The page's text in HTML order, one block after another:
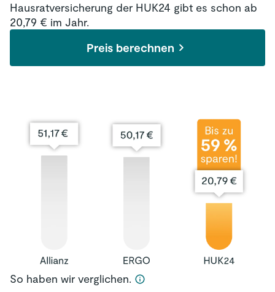
Hausratversicherung der HUK24 gibt es schon ab
20,79 € im Jahr.
Preis berechnen
So haben wir verglichen.
Keine Vorschäden
Folgende Tarife wurden miteinander verglichen:
dokumentiert am 16.05.2024. Die Tarife können sich
in weiteren einzelnen Merkmalen unterscheiden.